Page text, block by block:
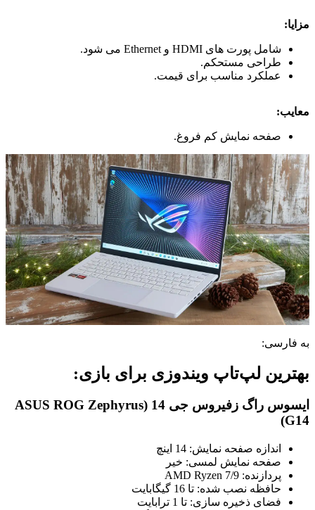
مزایا:
شامل پورت های HDMI و Ethernet می شود.
طراحی مستحکم.
عملکرد مناسب برای قیمت.
معایب:
صفحه نمایش کم فروغ.
به فارسی:
بهترین لپ‌تاپ ویندوزی برای بازی:
ایسوس راگ زفیروس جی 14 (ASUS ROG Zephyrus
G14)
اندازه صفحه نمایش: 14 اینچ
صفحه نمایش لمسی: خیر
پردازنده: AMD Ryzen 7/9
حافظه نصب شده: تا 16 گیگابایت
فضای ذخیره سازی: تا 1 ترابایت